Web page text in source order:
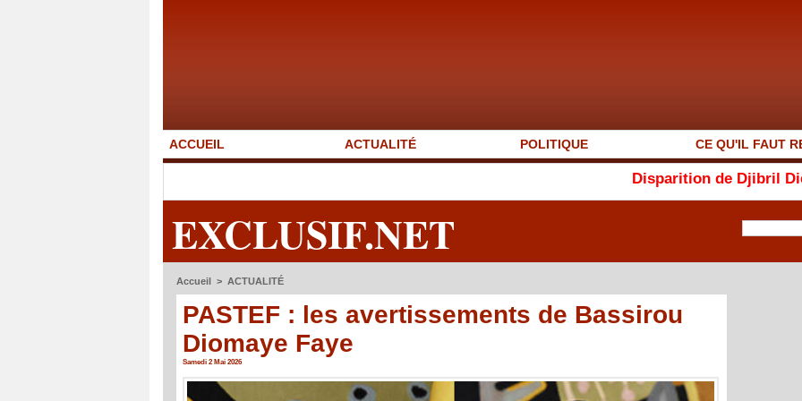
ACCUEIL ACTUALITÉ POLITIQUE CE QU'IL FAUT
Disparition de Djibril Dièye : «
EXCLUSIF.NET
Accueil > ACTUALITÉ
PASTEF : les avertissements de Bassirou
Diomaye Faye
Samedi 2 Mai 2026